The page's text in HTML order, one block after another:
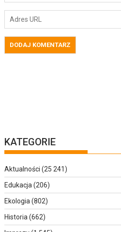
KATEGORIE
Aktualności (25 241)
Edukacja(206)
Ekologia(802)
Historia(662)